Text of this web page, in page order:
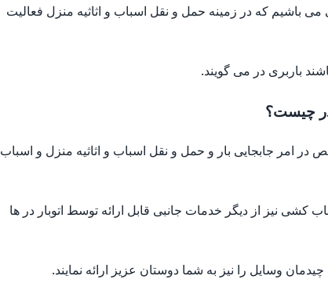
می باشیم که در زمینه حمل و نقل اسباب و اثاثیه منزل فعالیت
باربری در می گویند.
چیست؟
امر جابجایی بار و حمل و نقل اسباب و اثاثیه منزل و اسباب
کشی نیز از دیگر خدمات جانبی قابل ارائه توسط اتوبار در ها
وسایل را نیز به شما دوستان عزیز ارائه نمایند.